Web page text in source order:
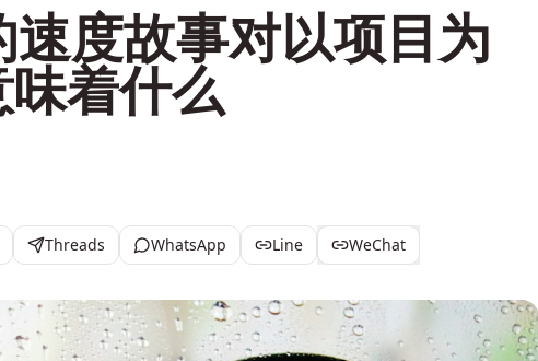
度故事对以项目为
着什么
Threads WhatsApp Line WeChat